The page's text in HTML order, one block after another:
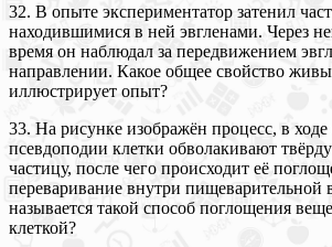
32. В опыте экспериментатор затенил
находившимися в ней эвгленами. Через
время он наблюдал за передвижением
направлении. Какое общее свойство
иллюстрирует опыт?
33. На рисунке изображён процесс, в ходе
псевдоподии клетки обволакивают
частицу, после чего происходит её
переваривание внутри пищеварительной
называется такой способ поглощения
клеткой?